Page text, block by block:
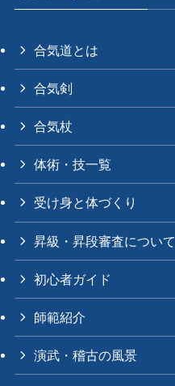
合気道とは
合気剣
合気杖
体術・技一覧
受け身と体づくり
昇級・昇段審査について
初心者ガイド
師範紹介
演武・稽古の風景